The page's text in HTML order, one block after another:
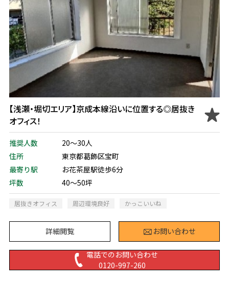
【浅瀬・堀切エリア】京成本線沿いに位置する◎居抜き
オフィス！
推奨人数
20～30人
住所
東京都葛飾区宝町
最寄り駅
お花茶屋駅徒歩6分
坪数
40～50坪
居抜きオフィス 周辺環境良好 かっこいいね
詳細閲覧 お問い合わせ
電話でのお問い合わせ
0120-997-260